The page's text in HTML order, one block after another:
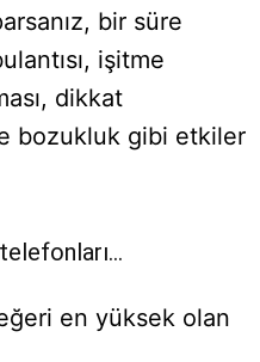
bir süre
işitme
dikkat
bozukluk gibi etkiler
en yüksek olan